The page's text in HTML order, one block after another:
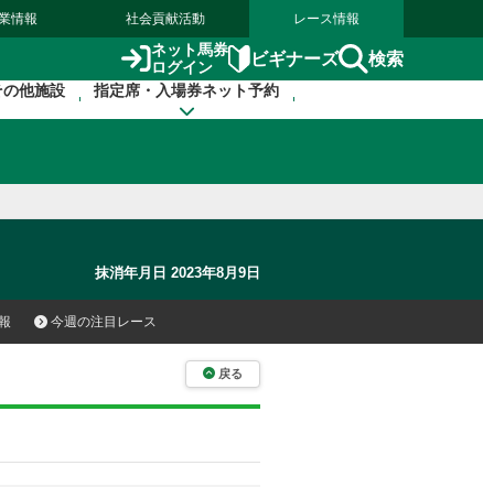
情報 社会貢献活動 レース情報
ネット馬券
ログイン
ビギナーズ 検索
他施設 指定席・入場券ネット予約
抹消年月日 2023年8月9日
今週の注目レース
戻る